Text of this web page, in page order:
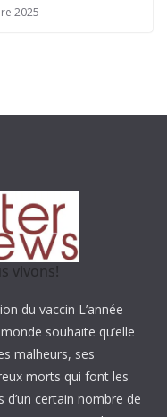
2025
vivons!
du vaccin L’année
souhaite qu’elle
malheurs, ses
morts qui font les
certain nombre de